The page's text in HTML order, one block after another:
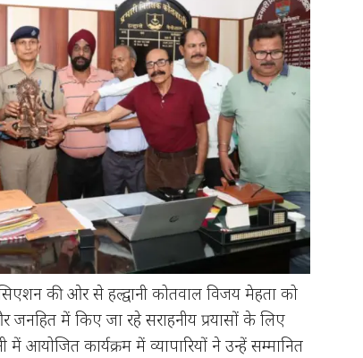
की ओर से हल्द्वानी कोतवाल विजय मेहता को
जनहित में किए जा रहे सराहनीय प्रयासों के लिए
में आयोजित कार्यक्रम में व्यापारियों ने उन्हें सम्मानित